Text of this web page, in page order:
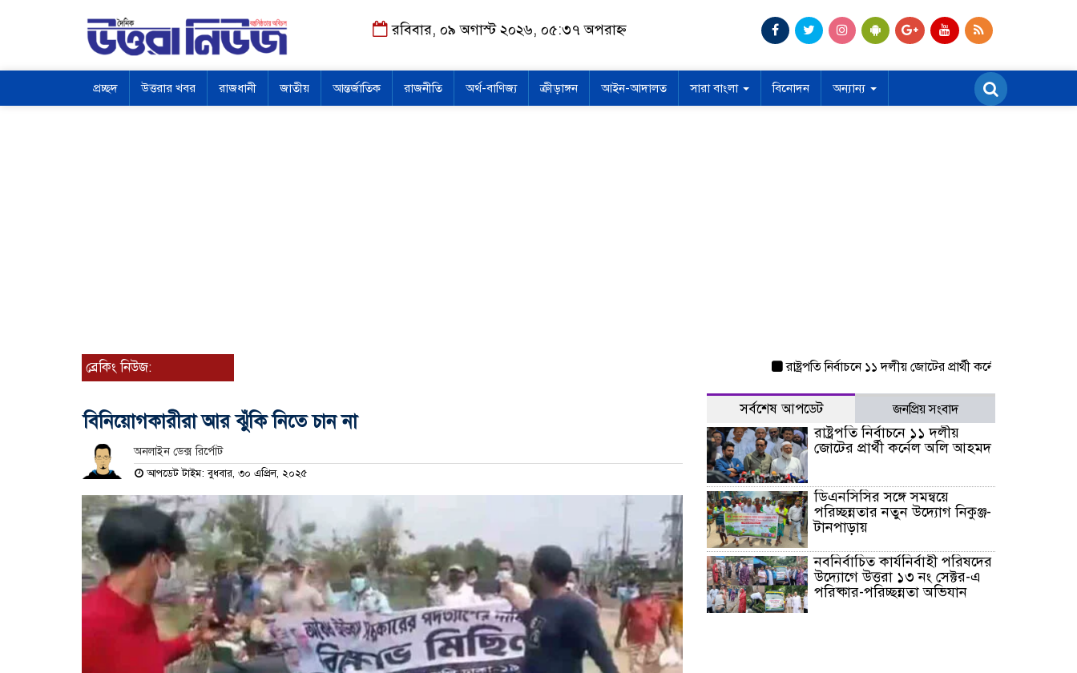
রবিবার, ০৯ অগাস্ট ২০২৬, ০৫:৩৭ অপরাহ্ন
প্রচ্ছদ উত্তরার খবর রাজধানী জাতীয় আন্তর্জাতিক রাজনীতি অর্থ-বাণিজ্য ক্রীড়াঙ্গন আইন-আদালত সারা বাংলা বিনোদন অন্যান্য
ব্রেকিং নিউজ: রাষ্ট্রপতি নির্বাচনে ১১ দলীয় জোটের প্রার্থী কর্নেল অলি আহমদ
বিনিয়োগকারীরা আর ঝুঁকি নিতে চান না
অনলাইন ডেক্স রির্পোট
আপডেট টাইম: বুধবার, ৩০ এপ্রিল, ২০২৫
সর্বশেষ আপডেট জনপ্রিয় সংবাদ
রাষ্ট্রপতি নির্বাচনে ১১ দলীয়
জোটের প্রার্থী কর্নেল অলি আহমদ
ডিএনসিসির সঙ্গে সমন্বয়ে
পরিচ্ছন্নতার নতুন উদ্যোগ নিকুঞ্জ-
টানপাড়ায়
নবনির্বাচিত কার্যনির্বাহী পরিষদের
উদ্যোগে উত্তরা ১৩ নং সেক্টর-এ
পরিষ্কার-পরিচ্ছন্নতা অভিযান